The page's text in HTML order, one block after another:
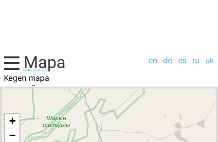
en de es ru
uk
Kegen mapa
KazajstÃ¡n, la lista de ciudades
+
−